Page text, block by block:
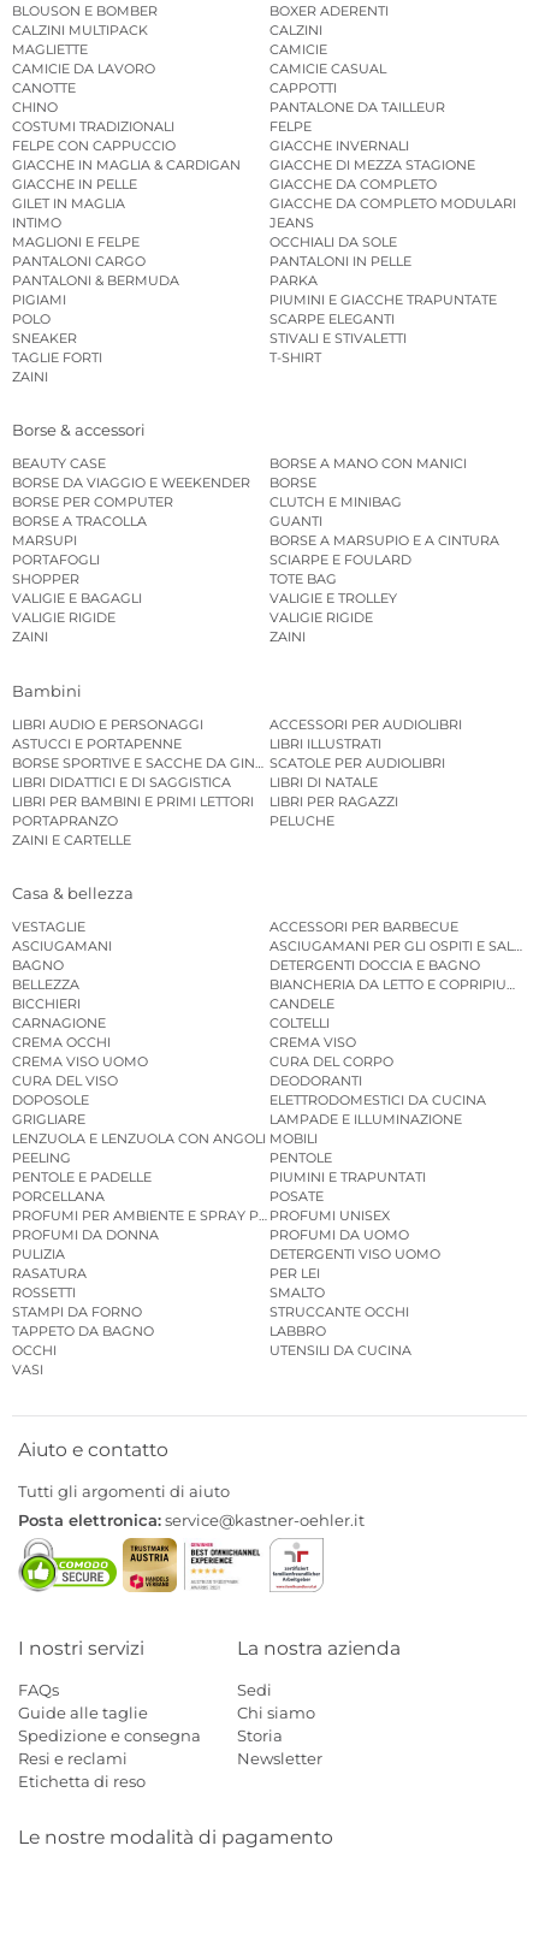
BLOUSON E BOMBER
BOXER ADERENTI
CALZINI MULTIPACK
CALZINI
MAGLIETTE
CAMICIE
CAMICIE DA LAVORO
CAMICIE CASUAL
CANOTTE
CAPPOTTI
CHINO
PANTALONE DA TAILLEUR
COSTUMI TRADIZIONALI
FELPE
FELPE CON CAPPUCCIO
GIACCHE INVERNALI
GIACCHE IN MAGLIA & CARDIGAN
GIACCHE DI MEZZA STAGIONE
GIACCHE IN PELLE
GIACCHE DA COMPLETO
GILET IN MAGLIA
GIACCHE DA COMPLETO MODULARI
INTIMO
JEANS
MAGLIONI E FELPE
OCCHIALI DA SOLE
PANTALONI CARGO
PANTALONI IN PELLE
PANTALONI & BERMUDA
PARKA
PIGIAMI
PIUMINI E GIACCHE TRAPUNTATE
POLO
SCARPE ELEGANTI
SNEAKER
STIVALI E STIVALETTI
TAGLIE FORTI
T-SHIRT
ZAINI
Borse & accessori
BEAUTY CASE
BORSE A MANO CON MANICI
BORSE DA VIAGGIO E WEEKENDER
BORSE
BORSE PER COMPUTER
CLUTCH E MINIBAG
BORSE A TRACOLLA
GUANTI
MARSUPI
BORSE A MARSUPIO E A CINTURA
PORTAFOGLI
SCIARPE E FOULARD
SHOPPER
TOTE BAG
VALIGIE E BAGAGLI
VALIGIE E TROLLEY
VALIGIE RIGIDE
VALIGIE RIGIDE
ZAINI
ZAINI
Bambini
LIBRI AUDIO E PERSONAGGI
ACCESSORI PER AUDIOLIBRI
ASTUCCI E PORTAPENNE
LIBRI ILLUSTRATI
BORSE SPORTIVE E SACCHE DA GINNASTICASCATOLE PER AUDIOLIBRI
LIBRI DIDATTICI E DI SAGGISTICA
LIBRI DI NATALE
LIBRI PER BAMBINI E PRIMI LETTORI
LIBRI PER RAGAZZI
PORTAPRANZO
PELUCHE
ZAINI E CARTELLE
Casa & bellezza
VESTAGLIE
ACCESSORI PER BARBECUE
ASCIUGAMANI
ASCIUGAMANI PER GLI OSPITI E
BAGNO
DETERGENTI DOCCIA E BAGNO
BELLEZZA
BIANCHERIA DA LETTO E COPRIPIUMINI
BICCHIERI
CANDELE
CARNAGIONE
COLTELLI
CREMA OCCHI
CREMA VISO
CREMA VISO UOMO
CURA DEL CORPO
CURA DEL VISO
DEODORANTI
DOPOSOLE
ELETTRODOMESTICI DA CUCINA
GRIGLIARE
LAMPADE E ILLUMINAZIONE
LENZUOLA E LENZUOLA CON ANGOLI MOBILI
PEELING
PENTOLE
PENTOLE E PADELLE
PIUMINI E TRAPUNTATI
PORCELLANA
POSATE
PROFUMI PER AMBIENTE E SPRAY PER AMBIENTE
PROFUMI UNISEX
PROFUMI DA DONNA
PROFUMI DA UOMO
PULIZIA
DETERGENTI VISO UOMO
RASATURA
PER LEI
ROSSETTI
SMALTO
STAMPI DA FORNO
STRUCCANTE OCCHI
TAPPETO DA BAGNO
LABBRO
OCCHI
UTENSILI DA CUCINA
VASI
Aiuto e contatto
Tutti gli argomenti di aiuto
Posta elettronica:service@kastner-oehler.it
I nostri servizi
FAQs
Guide alle taglie
Spedizione e consegna
Resi e reclami
Etichetta di reso
La nostra azienda
Sedi
Chi siamo
Storia
Newsletter
Le nostre modalità di pagamento